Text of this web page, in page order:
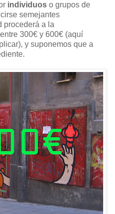
individuos o grupos de
semejantes
procederá a la
300€ y 600€ (aquí
y suponemos que a